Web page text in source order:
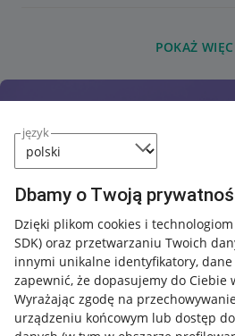
język
Dbamy o Twoją
Dzięki plikom cookies i
SDK) oraz przetwarzaniu Twoich
innymi unikalne identyfikatory,
zapewnić, że dopasujemy do Ciebie
Wyrażając zgodę na
urządzeniu końcowym lub dostęp
POKAŻ